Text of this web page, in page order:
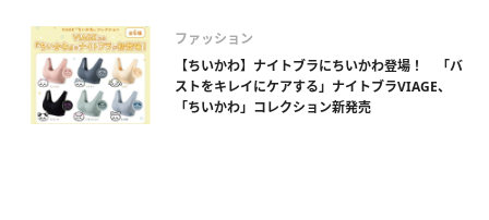
ファッション
【ちいかわ】ナイトブラにちいかわ登場！ 「バ
ストをキレイにケアする」ナイトブラVIAGE、
「ちいかわ」コレクション新発売